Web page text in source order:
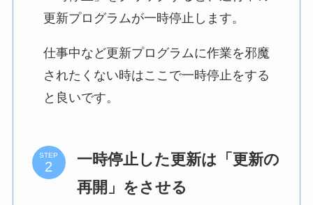
更新プログラムが一時停止します。
仕事中など更新プログラムに作業を邪魔
されたくない時はここで一時停止をする
と良いです。
STEP
一時停止した更新は「更新の
再開」をさせる